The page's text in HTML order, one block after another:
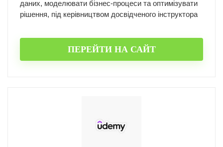
даних, моделювати бізнес-процеси та оптимізувати
рішення, під керівництвом досвідченого інструктора
ПЕРЕЙТИ НА САЙТ